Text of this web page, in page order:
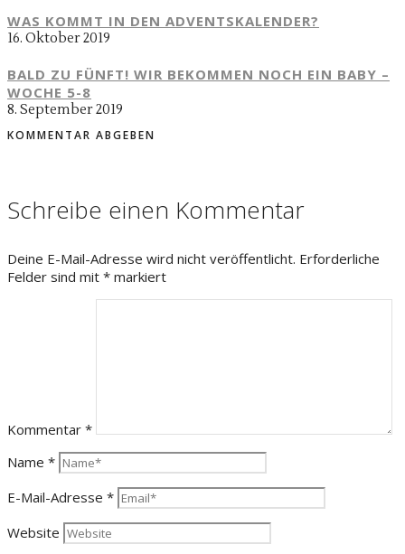
WAS KOMMT IN DEN ADVENTSKALENDER?
16. Oktober 2019
BALD ZU FÜNFT! WIR BEKOMMEN NOCH EIN BABY –
WOCHE 5-8
8. September 2019
KOMMENTAR ABGEBEN
Schreibe einen Kommentar
Deine E-Mail-Adresse wird nicht veröffentlicht. Erforderliche
Felder sind mit * markiert
Kommentar *
Name *
E-Mail-Adresse *
Website